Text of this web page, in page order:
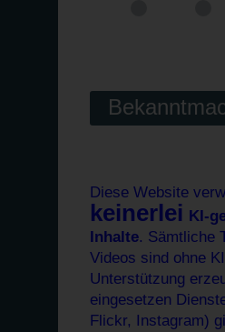
Diese Website
keinerlei KI-
Inhalte. Sämtliche
Videos sind ohne
Unterstützung
eingesetzen
Flickr, Instagram)